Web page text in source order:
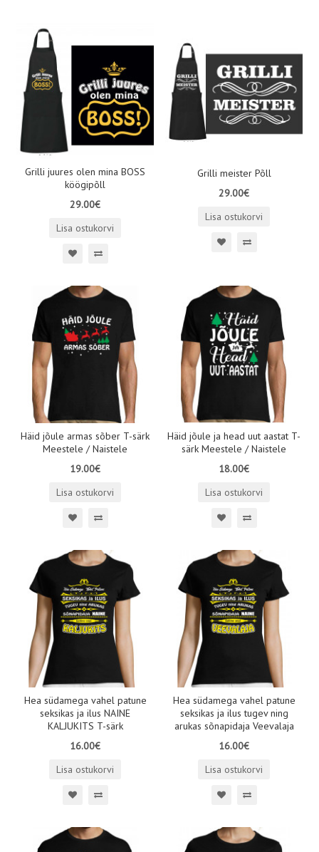
Grilli juures olen mina BOSS
köögipõll
29.00€
Lisa ostukorvi
Grilli meister Põll
29.00€
Lisa ostukorvi
Häid jõule armas sõber T-särk
Meestele / Naistele
19.00€
Lisa ostukorvi
Häid jõule ja head uut aastat T-
särk Meestele / Naistele
18.00€
Lisa ostukorvi
Hea südamega vahel patune
seksikas ja ilus NAINE
KALJUKITS T-särk
16.00€
Lisa ostukorvi
Hea südamega vahel patune
seksikas ja ilus tugev ning
arukas sõnapidaja Veevalaja
16.00€
Lisa ostukorvi